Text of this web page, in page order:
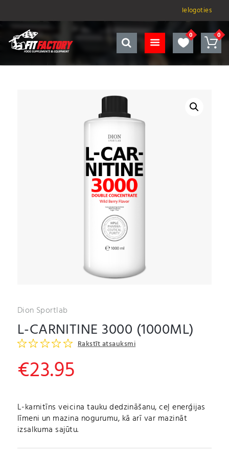
Ielogoties
Dion Sportlab
L-CARNITINE 3000 (1000ML)
Rakstīt atsauksmi
€23.95
L-karnitīns veicina tauku dedzināšanu, ceļ enerģijas
līmeni un mazina nogurumu, kā arī var mazināt
izsalkuma sajūtu.